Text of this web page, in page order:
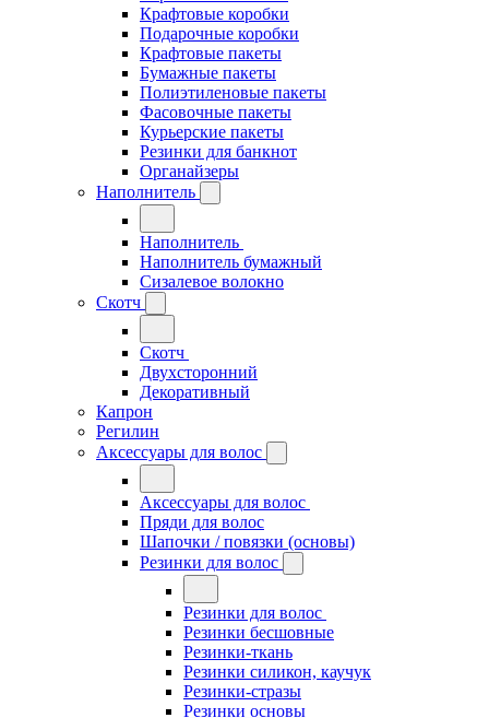
Крафтовые коробки
Подарочные коробки
Крафтовые пакеты
Бумажные пакеты
Полиэтиленовые пакеты
Фасовочные пакеты
Курьерские пакеты
Резинки для банкнот
Органайзеры
Наполнитель
Наполнитель
Наполнитель бумажный
Сизалевое волокно
Скотч
Скотч
Двухсторонний
Декоративный
Капрон
Регилин
Аксессуары для волос
Аксессуары для волос
Пряди для волос
Шапочки / повязки (основы)
Резинки для волос
Резинки для волос
Резинки бесшовные
Резинки-ткань
Резинки силикон, каучук
Резинки-стразы
Резинки основы